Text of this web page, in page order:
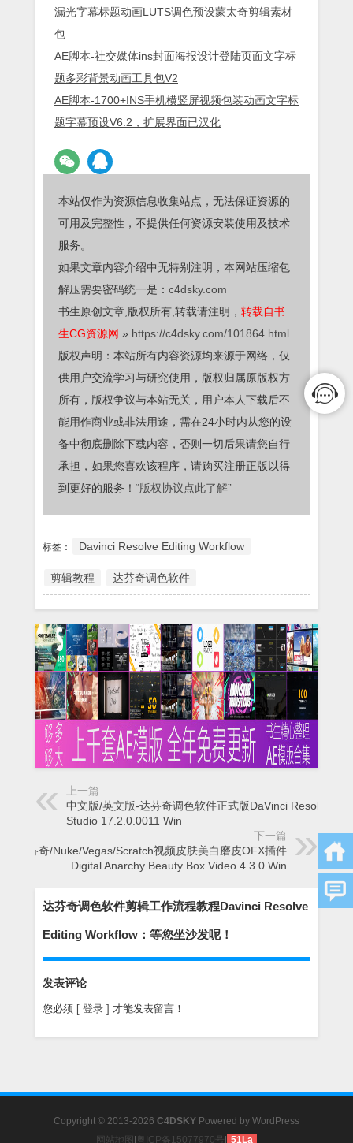
漏光字幕标题动画LUTS调色预设蒙太奇剪辑素材
包
AE脚本-社交媒体ins封面海报设计登陆页面文字标
题多彩背景动画工具包V2
AE脚本-1700+INS手机横竖屏视频包装动画文字标
题字幕预设V6.2，扩展界面已汉化
本站仅作为资源信息收集站点，无法保证资源的
可用及完整性，不提供任何资源安装使用及技术
服务。
如果文章内容介绍中无特别注明，本网站压缩包
解压需要密码统一是： c4dsky.com
书生原创文章,版权所有,转载请注明， 转载自书
生CG资源网 » https://c4dsky.com/101864.html
版权声明：本站所有内容资源均来源于网络，仅
供用户交流学习与研究使用，版权归属原版权方
所有，版权争议与本站无关，用户本人下载后不
能用作商业或非法用途，需在24小时内从您的设
备中彻底删除下载内容，否则一切后果请您自行
承担，如果您喜欢该程序，请购买注册正版以得
到更好的服务！ “版权协议点此了解”
标签： Davinci Resolve Editing Workflow
剪辑教程 达芬奇调色软件
上一篇
中文版/英文版-达芬奇调色软件正式版DaVinci Resolve
Studio 17.2.0.0011 Win
下一篇
达芬奇/Nuke/Vegas/Scratch视频皮肤美白磨皮OFX插件
Digital Anarchy Beauty Box Video 4.3.0 Win
达芬奇调色软件剪辑工作流程教程Davinci Resolve
Editing Workflow：等您坐沙发呢！
发表评论
您必须 [ 登录 ] 才能发表留言！
Copyright © 2013-2026 C4DSKY Powered by WordPress
网站地图
粤ICP备15077970号 51La